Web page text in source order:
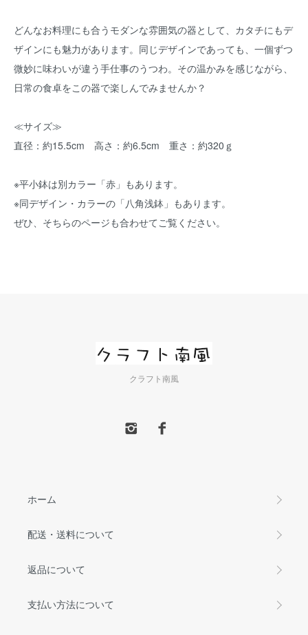
どんなお料理にも合うモダンな雰囲気の器として、カタチにもデ
ザインにも魅力があります。同じデザインであっても、一個ずつ
微妙に味わいが違う手仕事のうつわ。その温かみを感じながら、
日常の食卓をこの器で楽しんでみませんか？
≪サイズ≫
直径：約15.5cm 高さ：約6.5cm 重さ：約320ｇ
※平小鉢は別カラー「赤」もあります。
※同デザイン・カラーの「八角浅鉢」もあります。
ぜひ、そちらのページも合わせてご覧ください。
クラフト南風
ホーム
配送・送料について
返品について
支払い方法について